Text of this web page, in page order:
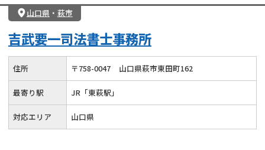
山口県 ・ 萩市
吉武要一司法書士事務所
住所 〒758-0047 山口県萩市東田町162
最寄り駅 JR「東萩駅」
対応エリア 山口県